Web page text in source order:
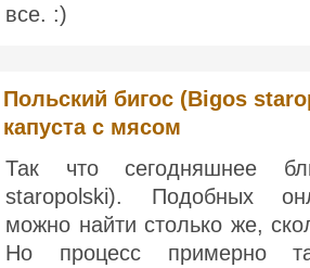
все. :)
Польский бигос (Bigos
капуста с мясом
Так что сегодняшнее
staropolski). Подобных
можно найти столько же,
Но процесс примерно